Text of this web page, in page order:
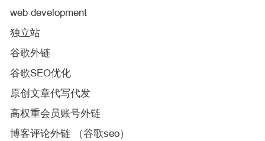
web development
独立站
谷歌外链
谷歌SEO优化
原创文章代写代发
高权重会员账号外链
博客评论外链 （谷歌seo）